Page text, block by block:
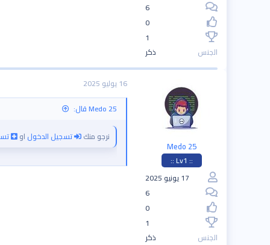
6
0
1
الجنس
ذكر
Medo 25
:: Lv1 ::
17 يونيو 2025
6
0
1
الجنس
ذكر
16 يوليو 2025
Medo 25 قال:
نرجو منك
تسجيل الدخول او